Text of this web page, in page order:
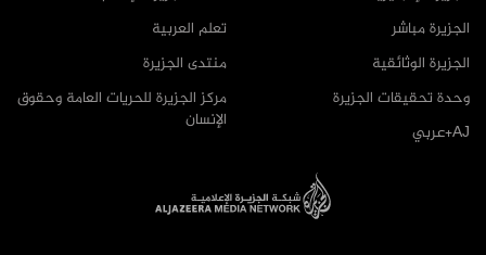
تعلم العربية
منتدى الجزيرة
مركز الجزيرة للحريات العامة وحقوق
الإنسان
الجزيرة مباشر
الجزيرة الوثائقية
وحدة تحقيقات الجزيرة
AJ+عربي